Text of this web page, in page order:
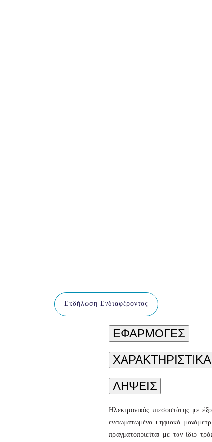
Εκδήλωση Ενδιαφέροντος
ΕΦΑΡΜΟΓΕΣ
ΧΑΡΑΚΤΗΡΙΣΤΙΚΑ
ΛΗΨΕΙΣ
Ηλεκτρονικός πιεσοστάτης με
ενσωματωμένο ψηφιακό
πραγματοποιείται με τον ίδιο